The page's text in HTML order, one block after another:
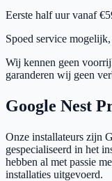
Eerste half uur vanaf
Spoed service
Wij kennen geen
garanderen wij geen
Google Nest
Onze installateurs zijn
gespecialiseerd in het
hebben al met passie
installaties uitgevoerd.